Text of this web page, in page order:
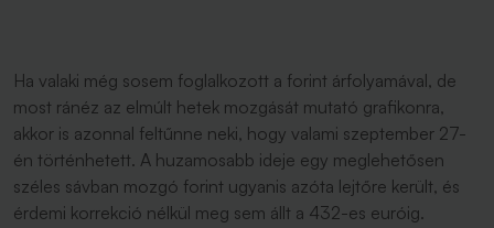
Ha valaki még sosem foglalkozott a forint árfolyamával, de
most ránéz az elmúlt hetek mozgását mutató grafikonra,
akkor is azonnal feltűnne neki, hogy valami szeptember 27-
én történhetett. A huzamosabb ideje egy meglehetősen
széles sávban mozgó forint ugyanis azóta lejtőre került, és
érdemi korrekció nélkül meg sem állt a 432-es euróig.